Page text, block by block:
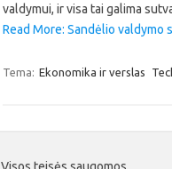
valdymui, ir visa tai galima
Read More: Sandėlio valdymo
Tema: Ekonomika ir verslas